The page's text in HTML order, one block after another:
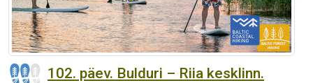
102. päev. Bulduri – Riia kesklinn.